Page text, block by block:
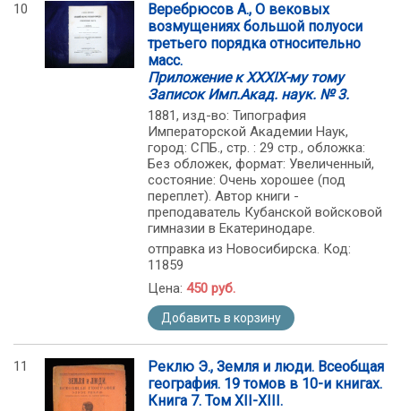
10
Веребрюсов А., О вековых
возмущениях большой полуоси
третьего порядка относительно
масс.
Приложение к XXXIX-му тому
Записок Имп.Акад. наук. № 3.
1881, изд-во: Типография
Императорской Академии Наук,
город: СПБ., стр. : 29 стр., обложка:
Без обложек, формат: Увеличенный,
состояние: Очень хорошее (под
переплет). Автор книги -
преподаватель Кубанской войсковой
гимназии в Екатеринодаре.
отправка из Новосибирска. Код:
11859
Цена: 450 руб.
Добавить в корзину
11
Реклю Э., Земля и люди. Всеобщая
география. 19 томов в 10-и книгах.
Книга 7. Том ХII-ХIII.